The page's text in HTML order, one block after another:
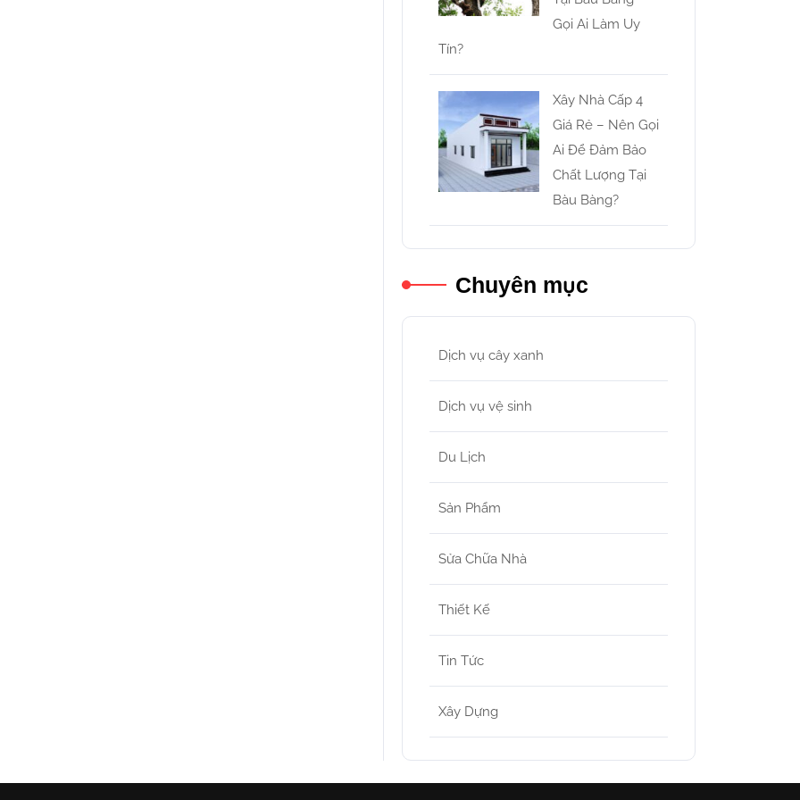
Gọi Ai Làm Uy
Tín?
Xây Nhà Cấp 4
Giá Rẻ – Nên Gọi
Ai Để Đảm Bảo
Chất Lượng Tại
Bàu Bàng?
Chuyên mục
Dịch vụ cây xanh
Dịch vụ vệ sinh
Du Lịch
Sản Phẩm
Sửa Chữa Nhà
Thiết Kế
Tin Tức
Xây Dựng